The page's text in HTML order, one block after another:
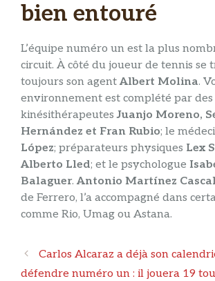
bien entouré
L’équipe numéro un est la plus
circuit. À côté du joueur de tennis se
toujours son agent Albert Molina.
environnement est complété par des
kinésithérapeutes Juanjo Moreno,
Hernández et Fran Rubio; le
López; préparateurs physiques Lex
Alberto Lled; et le psychologue
Balaguer. Antonio Martínez
de Ferrero, l’a accompagné dans
comme Rio, Umag ou Astana.
Navigation
des
Carlos Alcaraz a déjà son
défendre numéro un : il jouera 19